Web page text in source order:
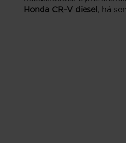
Honda CR-V diesel, há